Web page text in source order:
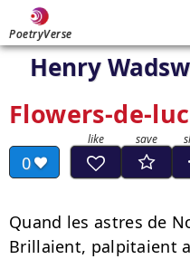
PoetryVerse
Henry
Flowers-de-
0
Quand les astres de
Brillaient, palpitaient